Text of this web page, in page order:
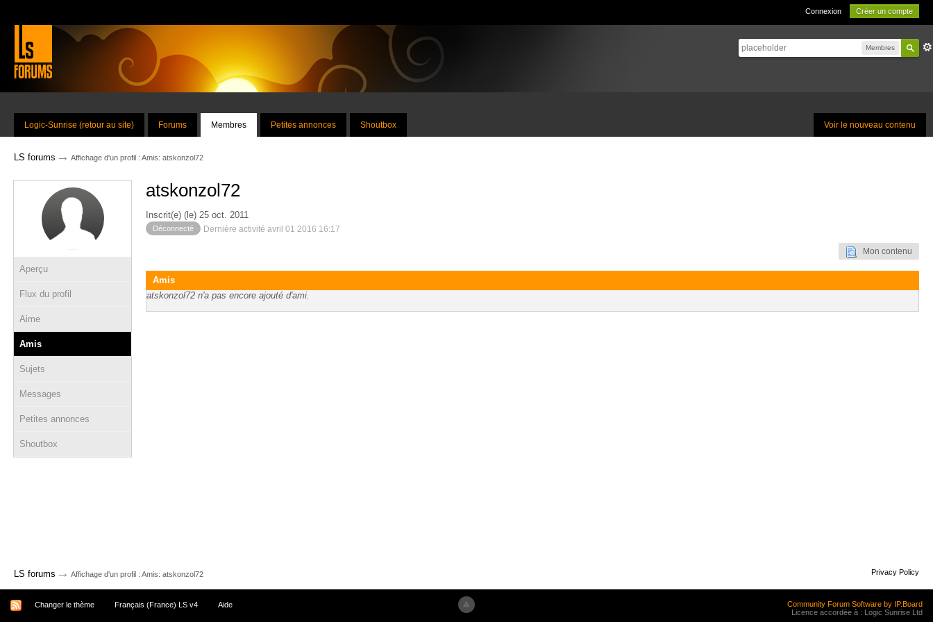
Connexion Créer un compte
Membres
Voir le nouveau contenu
Logic-Sunrise (retour au site) Forums Membres Petites annonces Shoutbox
LS forums → Affichage d'un profil : Amis: atskonzol72
Aperçu
Flux du profil
Aime
Amis
Sujets
Messages
Petites annonces
Shoutbox
atskonzol72
Inscrit(e) (le) 25 oct. 2011
Déconnecté Dernière activité avril 01 2016 16:17
Mon contenu
Amis
atskonzol72 n'a pas encore ajouté d'ami.
LS forums → Affichage d'un profil : Amis: atskonzol72 Privacy Policy
Changer le thème Français (France) LS v4 Aide
Community Forum Software by IP.Board
Licence accordée à : Logic Sunrise Ltd